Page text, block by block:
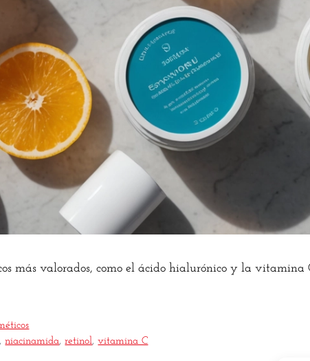
más valorados, como el ácido hialurónico y la
,niacinamida,retinol,vitamina C